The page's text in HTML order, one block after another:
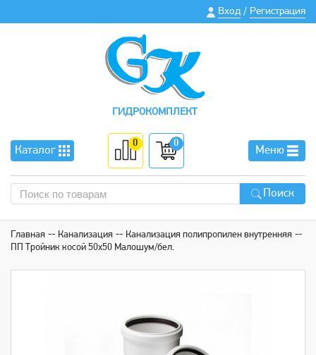
Вход / Регистрация
ГИДРОКОМПЛЕКТ
Каталог
0 0
Меню
Поиск
Главная Канализация
Канализация полипропилен внутренняя
ПП Тройник косой 50х50 Малошум/бел.